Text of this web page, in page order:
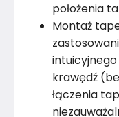
położenia
Montaż
krawędź
łączenia